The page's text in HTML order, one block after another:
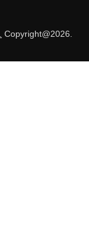
Copyright@2026.